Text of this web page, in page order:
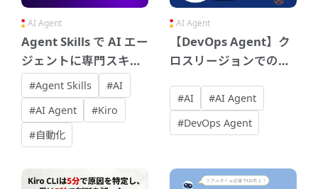
AI Agent
Agent Skills で AI エー
ジェントに専門スキル
を持たせよう！
#Agent Skills
#AI
#AI Agent
#Kiro
#自動化
AI Agent
【DevOps Agent】ク
ロスリージョンでのイ
てみる
#AI
#AI Agent
#DevOps Agent